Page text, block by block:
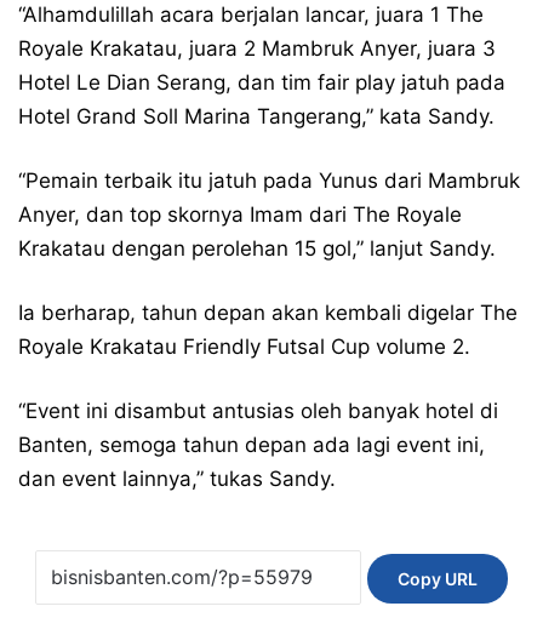
“Alhamdulillah acara berjalan lancar, juara 1 The
Royale Krakatau, juara 2 Mambruk Anyer, juara 3
Hotel Le Dian Serang, dan tim fair play jatuh pada
Hotel Grand Soll Marina Tangerang,” kata Sandy.
“Pemain terbaik itu jatuh pada Yunus dari Mambruk
Anyer, dan top skornya Imam dari The Royale
Krakatau dengan perolehan 15 gol,” lanjut Sandy.
Ia berharap, tahun depan akan kembali digelar The
Royale Krakatau Friendly Futsal Cup volume 2.
“Event ini disambut antusias oleh banyak hotel di
Banten, semoga tahun depan ada lagi event ini,
dan event lainnya,” tukas Sandy.
Copy URL